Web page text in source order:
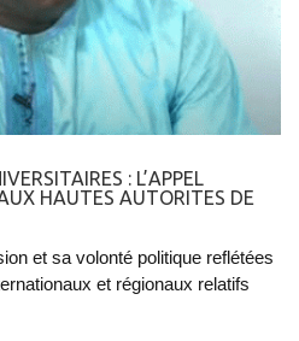
: L’APPEL
HAUTES AUTORITES DE
et sa volonté politique reflétées
et régionaux relatifs